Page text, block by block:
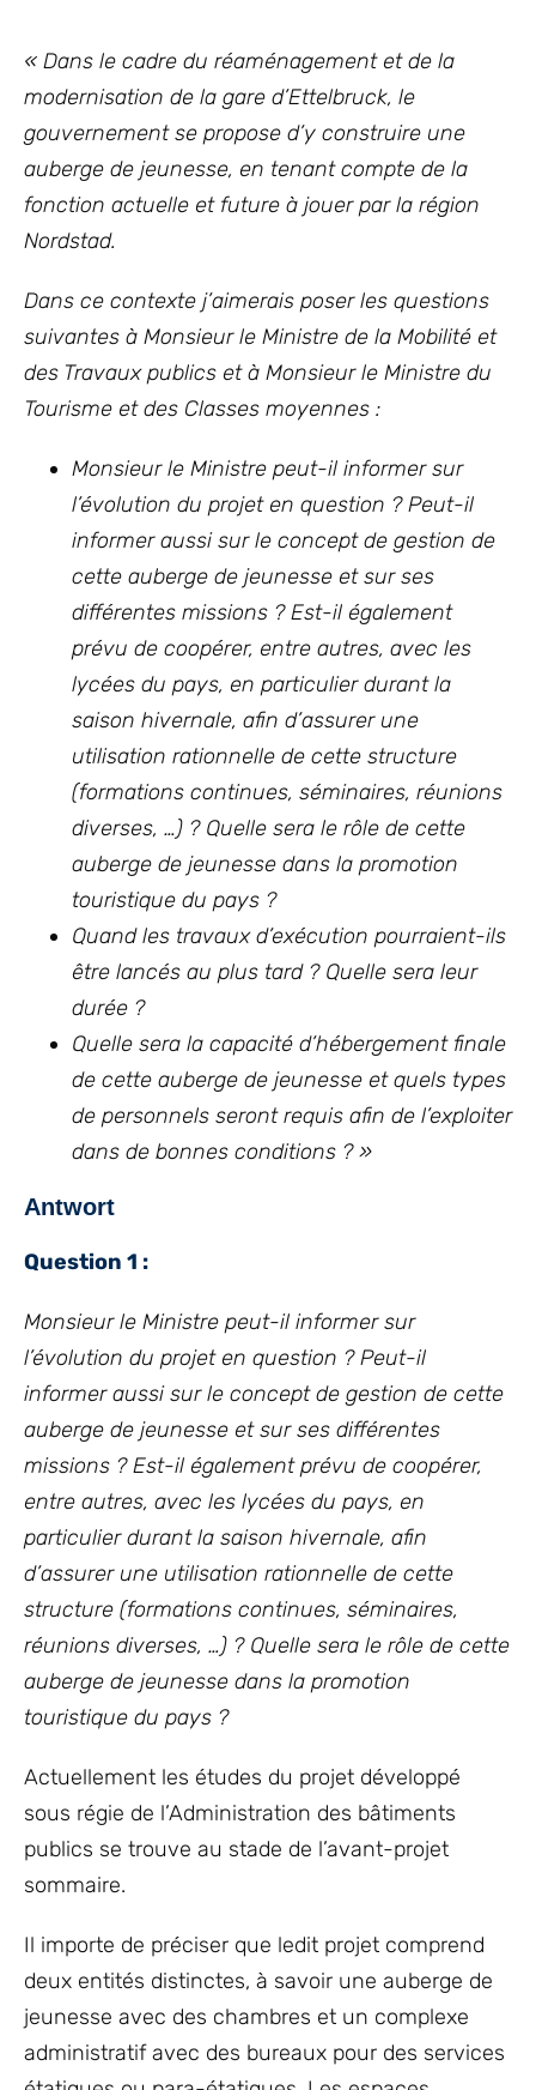
« Dans le cadre du réaménagement et de la
modernisation de la gare d’Ettelbruck, le
gouvernement se propose d’y construire une
auberge de jeunesse, en tenant compte de la
fonction actuelle et future à jouer par la région
Nordstad.
Dans ce contexte j’aimerais poser les questions
suivantes à Monsieur le Ministre de la Mobilité et
des Travaux publics et à Monsieur le Ministre du
Tourisme et des Classes moyennes :
Monsieur le Ministre peut-il informer sur
l’évolution du projet en question ? Peut-il
informer aussi sur le concept de gestion de
cette auberge de jeunesse et sur ses
différentes missions ? Est-il également
prévu de coopérer, entre autres, avec les
lycées du pays, en particulier durant la
saison hivernale, afin d’assurer une
utilisation rationnelle de cette structure
(formations continues, séminaires, réunions
diverses, …) ? Quelle sera le rôle de cette
auberge de jeunesse dans la promotion
touristique du pays ?
Quand les travaux d’exécution pourraient-ils
être lancés au plus tard ? Quelle sera leur
durée ?
Quelle sera la capacité d’hébergement finale
de cette auberge de jeunesse et quels types
de personnels seront requis afin de l’exploiter
dans de bonnes conditions ? »
Antwort
Question 1 :
Monsieur le Ministre peut-il informer sur
l’évolution du projet en question ? Peut-il
informer aussi sur le concept de gestion de cette
auberge de jeunesse et sur ses différentes
missions ? Est-il également prévu de coopérer,
entre autres, avec les lycées du pays, en
particulier durant la saison hivernale, afin
d’assurer une utilisation rationnelle de cette
structure (formations continues, séminaires,
réunions diverses, …) ? Quelle sera le rôle de cette
auberge de jeunesse dans la promotion
touristique du pays ?
Actuellement les études du projet développé
sous régie de l’Administration des bâtiments
publics se trouve au stade de l’avant-projet
sommaire.
Il importe de préciser que ledit projet comprend
deux entités distinctes, à savoir une auberge de
jeunesse avec des chambres et un complexe
administratif avec des bureaux pour des services